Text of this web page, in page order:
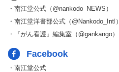
・南江堂公式（@nankodo_NEWS）
・南江堂洋書部公式（@Nankodo_Intl）
・『がん看護』編集室（@gankango）
Facebook
・南江堂公式